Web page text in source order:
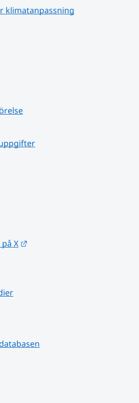
klimatanpassning
X